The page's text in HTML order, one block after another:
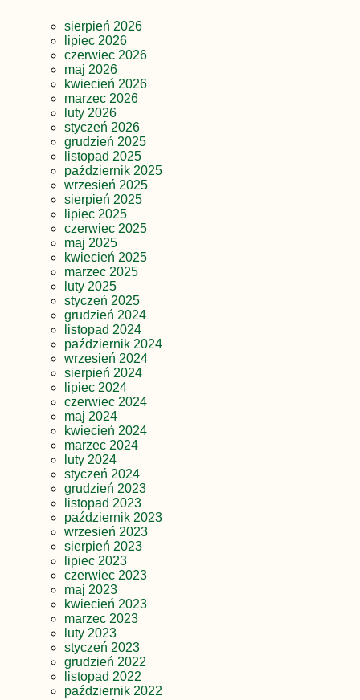
sierpień 2026
lipiec 2026
czerwiec 2026
maj 2026
kwiecień 2026
marzec 2026
luty 2026
styczeń 2026
grudzień 2025
listopad 2025
październik 2025
wrzesień 2025
sierpień 2025
lipiec 2025
czerwiec 2025
maj 2025
kwiecień 2025
marzec 2025
luty 2025
styczeń 2025
grudzień 2024
listopad 2024
październik 2024
wrzesień 2024
sierpień 2024
lipiec 2024
czerwiec 2024
maj 2024
kwiecień 2024
marzec 2024
luty 2024
styczeń 2024
grudzień 2023
listopad 2023
październik 2023
wrzesień 2023
sierpień 2023
lipiec 2023
czerwiec 2023
maj 2023
kwiecień 2023
marzec 2023
luty 2023
styczeń 2023
grudzień 2022
listopad 2022
październik 2022